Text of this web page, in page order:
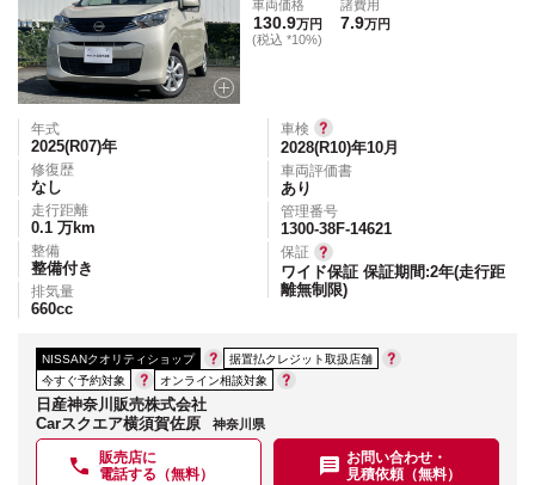
車両価格
130.9万円
(税込 *10%)
諸費用
7.9万円
年式
2025(R07)年
修復歴
なし
走行距離
0.1 万km
整備
整備付き
排気量
660cc
車検
2028(R10)年10月
車両評価書
あり
管理番号
1300-38F-14621
保証
ワイド保証 保証期間:2年(走行距
離無制限)
NISSANクオリティショップ
据置払クレジット取扱店舗
今すぐ予約対象
オンライン相談対象
日産神奈川販売株式会社
Carスクエア横須賀佐原
神奈川県
販売店に
電話する（無料）
お問い合わせ・
見積依頼（無料）